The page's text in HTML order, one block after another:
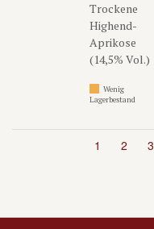
Trockene
Highend-
Aprikose
(14,5% Vol.)
Wenig
Lagerbestand
1 2 3